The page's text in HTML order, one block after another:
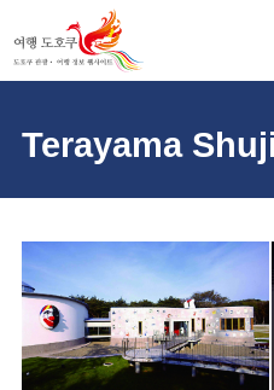
Terayama